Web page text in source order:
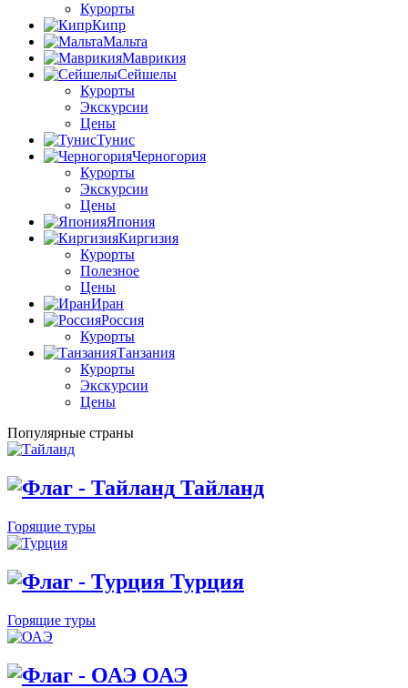
Курорты
Кипр
Мальта
Маврикия
Сейшелы
Курорты
Экскурсии
Цены
Тунис
Черногория
Курорты
Экскурсии
Цены
Япония
Киргизия
Курорты
Полезное
Цены
Иран
Россия
Курорты
Танзания
Курорты
Экскурсии
Цены
Популярные страны
Тайланд
Горящие туры
Турция
Горящие туры
ОАЭ